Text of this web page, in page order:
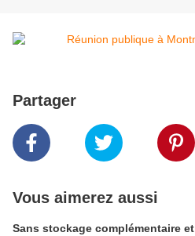
Partager
Vous aimerez aussi
Sans stockage complémentaire et